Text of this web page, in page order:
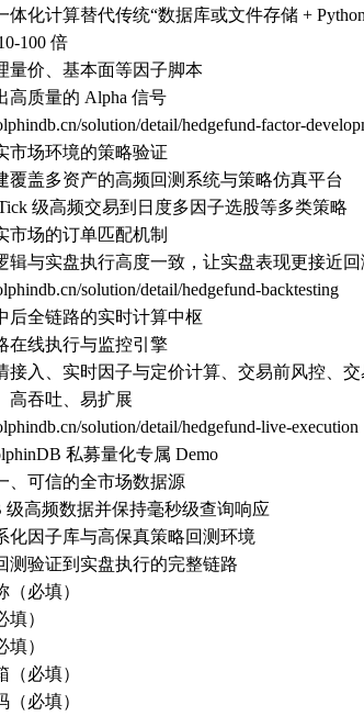
体化计算替代传统“数据库或文件存储 +
100 倍
量价、基本面等因子脚本
高质量的 Alpha 信号
solution/detail/hedgefund-factor-
市场环境的策略验证
覆盖多资产的高频回测系统与策略仿真平台
级高频交易到日度多因子选股等多类策略
市场的订单匹配机制
辑与实盘执行高度一致，让实盘表现更接近回
solution/detail/hedgefund-backtesting
后全链路的实时计算中枢
在线执行与监控引擎
接入、实时因子与定价计算、交易前风控、
高吞吐、易扩展
solution/detail/hedgefund-live-execution
私募量化专属 Demo
、可信的全市场数据源
级高频数据并保持毫秒级查询响应
化因子库与高保真策略回测环境
测验证到实盘执行的完整链路
（必填）
填）
填）
（必填）
（必填）